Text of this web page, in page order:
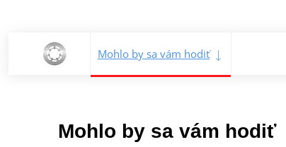
Mohlo by sa vám hodiť
Mohlo by sa vám hodiť